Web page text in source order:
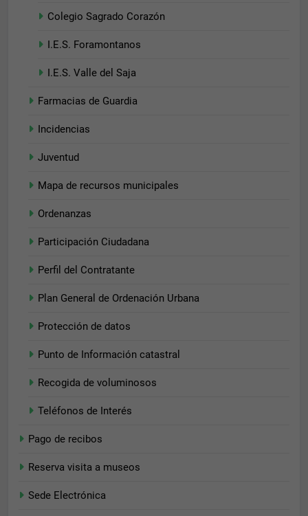
Colegio Sagrado Corazón
I.E.S. Foramontanos
I.E.S. Valle del Saja
Farmacias de Guardia
Incidencias
Juventud
Mapa de recursos municipales
Ordenanzas
Participación Ciudadana
Perfil del Contratante
Plan General de Ordenación Urbana
Protección de datos
Punto de Información catastral
Recogida de voluminosos
Teléfonos de Interés
Pago de recibos
Reserva visita a museos
Sede Electrónica